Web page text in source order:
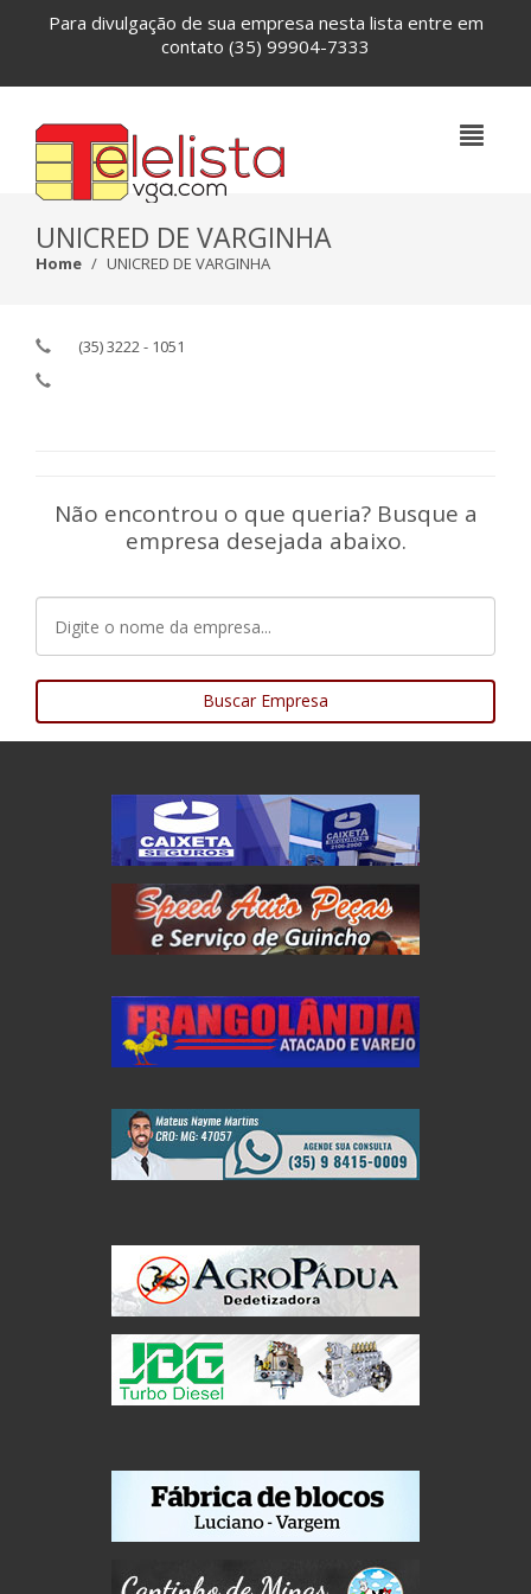
Para divulgação de sua empresa nesta lista entre em
contato (35) 99904-7333
UNICRED DE VARGINHA
Home UNICRED DE VARGINHA
(35) 3222 - 1051
Não encontrou o que queria? Busque a
empresa desejada abaixo.
Buscar Empresa